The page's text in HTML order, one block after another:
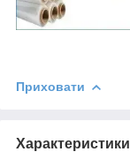
Приховати
Характеристики